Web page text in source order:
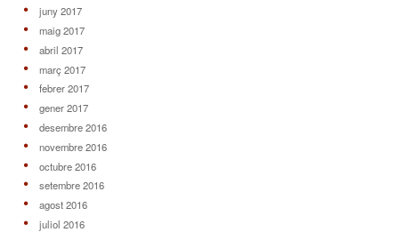
juny 2017
maig 2017
abril 2017
març 2017
febrer 2017
gener 2017
desembre 2016
novembre 2016
octubre 2016
setembre 2016
agost 2016
juliol 2016